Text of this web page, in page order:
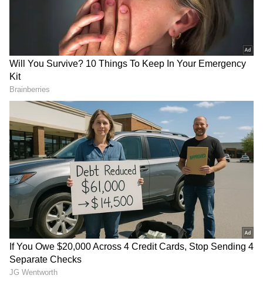
2
vegetables
அவரைக்காய் விலை என்ன.?
குடைமிளகாய் ஒரு கிலோ 40 ரூபாய்க்கும்,
பாகற்காய் ஒரு கிலோ 35 ரூபாய்க்கும்,